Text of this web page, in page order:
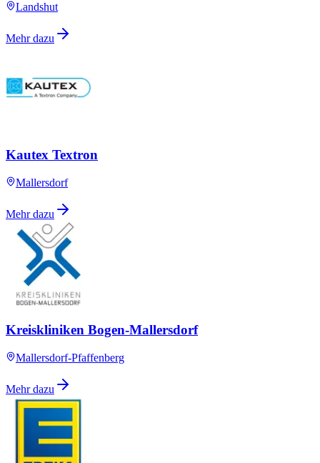
Landshut
Mehr dazu
Kautex Textron
Mallersdorf
Mehr dazu
Kreiskliniken Bogen-Mallersdorf
Mallersdorf-Pfaffenberg
Mehr dazu